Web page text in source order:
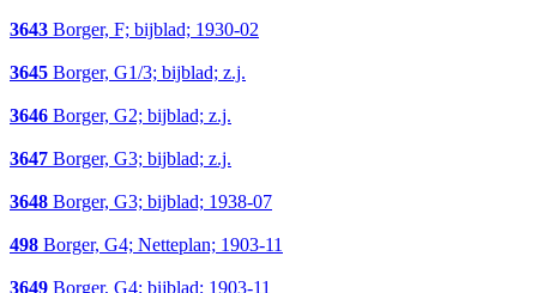
3643 Borger, F; bijblad; 1930-02
3645 Borger, G1/3; bijblad; z.j.
3646 Borger, G2; bijblad; z.j.
3647 Borger, G3; bijblad; z.j.
3648 Borger, G3; bijblad; 1938-07
498 Borger, G4; Netteplan; 1903-11
3649 Borger, G4; bijblad; 1903-11